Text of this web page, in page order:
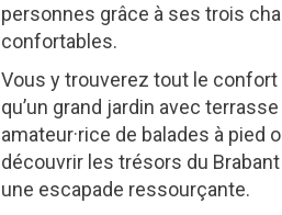
personnes grâce à ses trois
confortables.
Vous y trouverez tout le
qu’un grand jardin avec
amateur·rice de balades à pied
découvrir les trésors du
une escapade ressourçante.